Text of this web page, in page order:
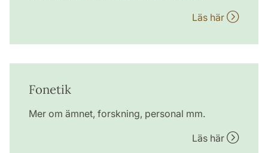
Läs här
Fonetik
Mer om ämnet, forskning, personal mm.
Läs här